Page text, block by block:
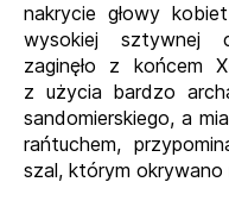
nakrycie głowy
wysokiej sztywnej
zaginęło z końcem
z użycia bardzo
sandomierskiego, a
rańtuchem,
szal, którym okrywano